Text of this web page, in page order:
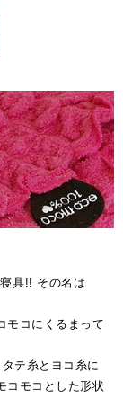
具!! その名は
モコにくるまって
テ糸とヨコ糸に
コモコとした形状